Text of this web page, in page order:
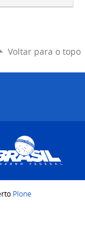
Voltar para o topo
Plone